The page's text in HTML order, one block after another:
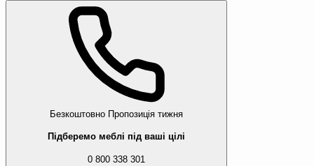
Безкоштовно Пропозиція тижня
Підберемо меблі під ваші цілі
0 800 338 301